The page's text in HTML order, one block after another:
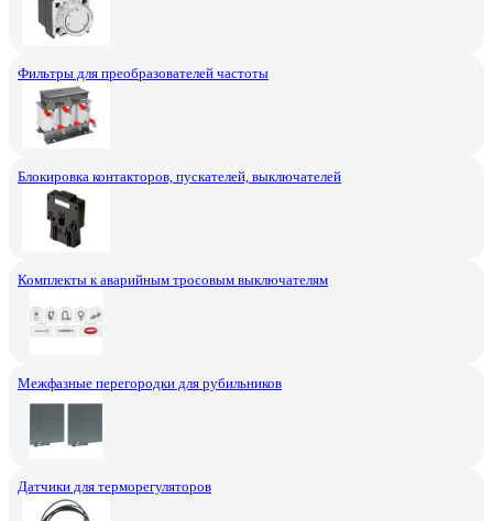
Фильтры для преобразователей частоты
Блокировка контакторов, пускателей, выключателей
Комплекты к аварийным тросовым выключателям
Межфазные перегородки для рубильников
Датчики для терморегуляторов